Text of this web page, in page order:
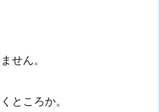
せん。
ところか。